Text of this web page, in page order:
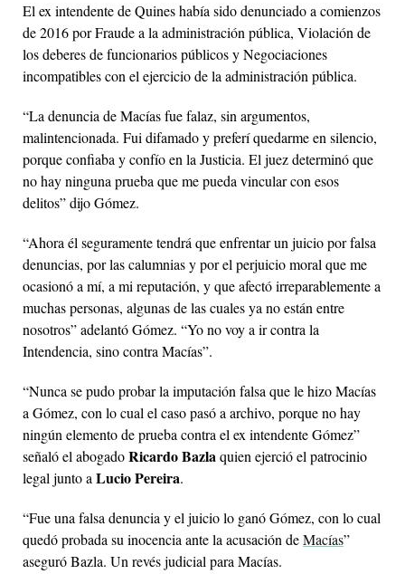
El ex intendente de Quines había sido denunciado a comienzos
de 2016 por Fraude a la administración pública, Violación de
los deberes de funcionarios públicos y Negociaciones
incompatibles con el ejercicio de la administración pública.
“La denuncia de Macías fue falaz, sin argumentos,
malintencionada. Fui difamado y preferí quedarme en silencio,
porque confiaba y confío en la Justicia. El juez determinó que
no hay ninguna prueba que me pueda vincular con esos
delitos” dijo Gómez.
“Ahora él seguramente tendrá que enfrentar un juicio por falsa
denuncias, por las calumnias y por el perjuicio moral que me
ocasionó a mí, a mi reputación, y que afectó irreparablemente a
muchas personas, algunas de las cuales ya no están entre
nosotros” adelantó Gómez. “Yo no voy a ir contra la
Intendencia, sino contra Macías”.
“Nunca se pudo probar la imputación falsa que le hizo Macías
a Gómez, con lo cual el caso pasó a archivo, porque no hay
ningún elemento de prueba contra el ex intendente Gómez”
señaló el abogadoRicardo Bazlaquien ejerció el patrocinio
legal junto aLucio Pereira.
“Fue una falsa denuncia y el juicio lo ganó Gómez, con lo cual
quedó probada su inocencia ante la acusación deMacías”
aseguró Bazla. Un revés judicial para Macías.